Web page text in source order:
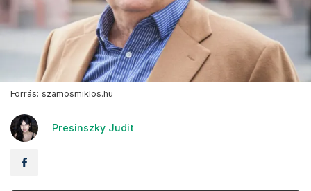
Forrás: szamosmiklos.hu
Presinszky Judit